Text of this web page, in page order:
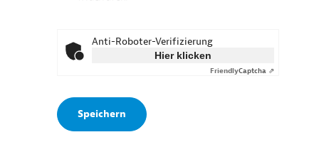
Anti-Roboter-Verifizierung
Hier klicken
FriendlyCaptcha ⇗